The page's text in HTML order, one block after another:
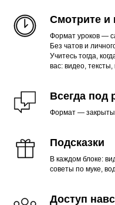
Смотрите и
Формат уроков —
Без чатов и
Учитесь тогда,
вас: видео, тексты,
Всегда под
Формат —
Подсказки
В каждом блоке:
советы по муке,
Доступ